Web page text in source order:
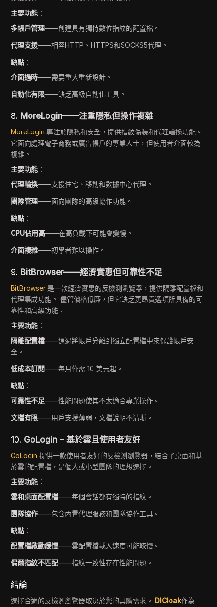
主要功能 ：
多帳戶管理——創建具有獨特數位指紋的配置檔。
代理支援——相容HTTP、HTTPS和SOCKS5代理。
缺點 ：
介面過時——需要重大重新設計。
自動化有限——缺乏高級自動化工具。
8. MoreLogin——注重隱私但操作複雜
MoreLogin 專注於隱私和安全，提供指紋偽裝和代理輪換功能。
它面向處理電子商務或廣告帳戶的專業人士，但使用者介面較為
複雜。
主要功能 ：
代理輪換——支援住宅、移動和數據中心代理。
團隊管理——面向團隊的高級協作功能。
缺點 ：
CPU佔用高——在高負載下可能會變慢。
介面複雜——初學者難以操作。
9. BitBrowser——經濟實惠但可靠性不足
BitBrowser 是一款經濟實惠的反檢測瀏覽器，提供隔離配置檔和
代理集成功能。 儘管價格低廉，但它缺乏更昂貴選項所具備的可
靠性和高級功能。
主要功能 ：
隔離配置檔——通過將帳戶分離到獨立配置檔中來保護帳戶安
全。
低成本訂閱——每月僅需 10 美元起。
缺點 ：
可靠性不足——性能問題使其不太適合專業操作。
文檔有限——用戶支援薄弱，文檔說明不清晰。
10. GoLogin – 基於雲且使用者友好
GoLogin 提供一款使用者友好的反檢測瀏覽器，結合了桌面和基
於雲的配置檔，是個人或小型團隊的理想選擇。
主要功能 ：
雲和桌面配置檔——每個會話都有獨特的指紋。
團隊協作——包含內置代理服務和團隊協作工具。
缺點 ：
配置檔啟動緩慢——雲配置檔載入速度可能較慢。
偶爾指紋不匹配——指紋一致性存在性能問題。
結論
選擇合適的反檢測瀏覽器取決於您的具體需求。 DICloak作為